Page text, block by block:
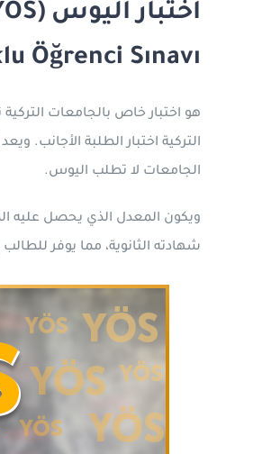
اختبار اليوس (YÖS)
Öğrenci Sınavı
التركية اختبار الطلبة الأجانب.
الجامعات لا تطلب اليوس.
ويكون المعدل الذي يحصل عليه
شهادته الثانوية، مما يوفر